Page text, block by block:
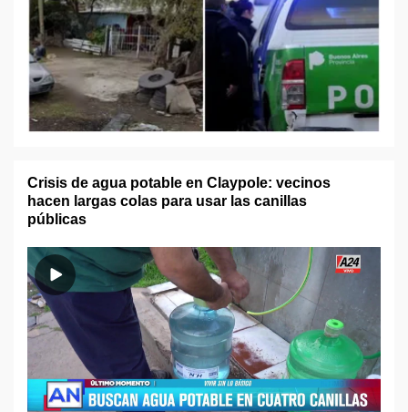
Crisis de agua potable en Claypole: vecinos
hacen largas colas para usar las canillas
públicas